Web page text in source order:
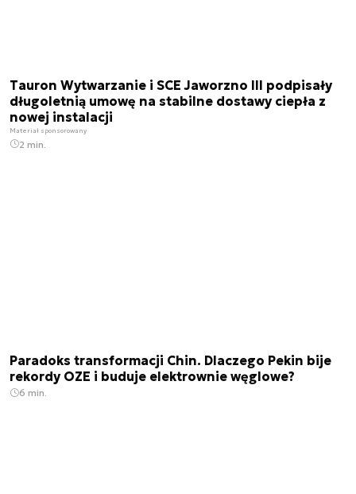
Tauron Wytwarzanie i SCE Jaworzno III podpisały
długoletnią umowę na stabilne dostawy ciepła z
nowej instalacji
Materiał sponsorowany
2 min.
Paradoks transformacji Chin. Dlaczego Pekin bije
rekordy OZE i buduje elektrownie węglowe?
6 min.